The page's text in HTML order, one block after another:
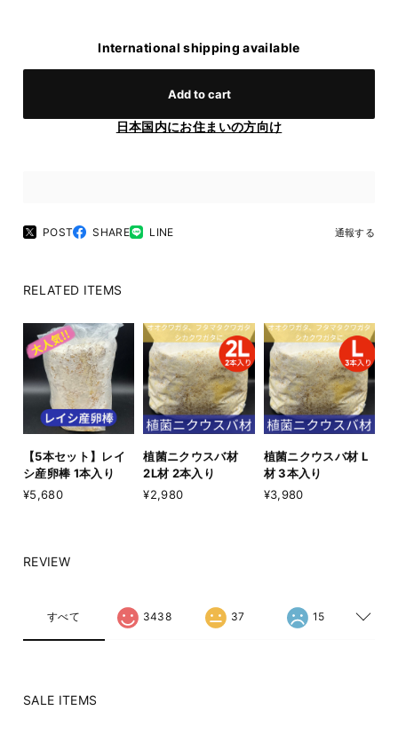
International shipping available
Add to cart
日本国内にお住まいの方向け
POST SHARE LINE 通報する
RELATED ITEMS
【5本セット】レイ
シ産卵棒 1本入り
¥5,680
植菌ニクウスバ材
2L材 2本入り
¥2,980
植菌ニクウスバ材 L
材 3本入り
¥3,980
REVIEW
すべて 3438 37 15
SALE ITEMS